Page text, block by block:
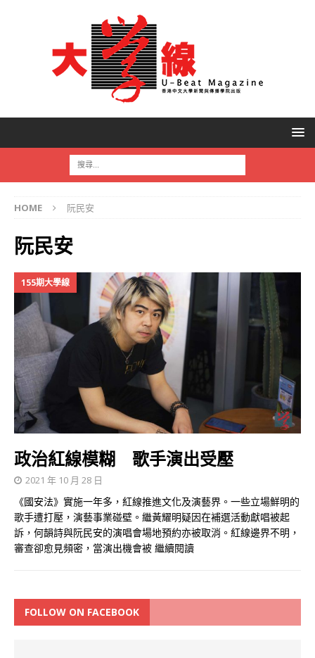
HOME 阮民安
阮民安
155期大學線
政治紅線模糊 歌手演出受壓
2021 年 10 月 28 日
《國安法》實施一年多，紅線推進文化及演藝界。一些立場鮮明的
歌手遭打壓，演藝事業碰壁。繼黃耀明疑因在補選活動獻唱被起
訴，何韻詩與阮民安的演唱會場地預約亦被取消。紅線邊界不明，
審查卻愈見頻密，當演出機會被 繼續閱讀
FOLLOW ON FACEBOOK